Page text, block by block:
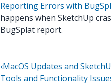
Reporting Errors with
happens when SketchUp
BugSplat report.
‹MacOS Updates and
Tools and Functionality